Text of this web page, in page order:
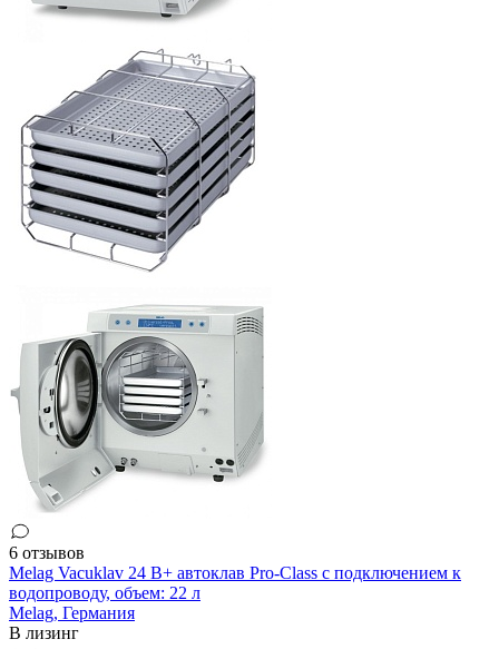
6 отзывов
Melag Vacuklav 24 B+ автоклав Pro-Class с подключением к
водопроводу, объем: 22 л
Melag, Германия
В лизинг